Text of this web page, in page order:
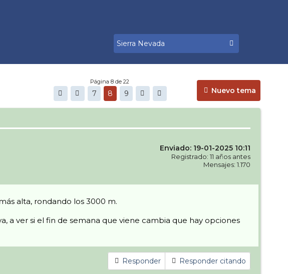
Nuevo tema
Página 8 de 22
7 8 9
Enviado: 19-01-2025 10:11
Registrado: 11 años antes
Mensajes: 1.170
alta, rondando los 3000 m.
a ver si el fin de semana que viene cambia que hay opciones
Responder Responder citando